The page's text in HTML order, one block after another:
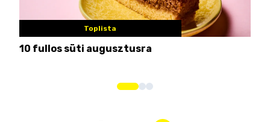
Toplista
10 fullos süti augusztusra